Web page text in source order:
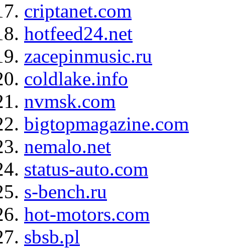
criptanet.com
hotfeed24.net
zacepinmusic.ru
coldlake.info
nvmsk.com
bigtopmagazine.com
nemalo.net
status-auto.com
s-bench.ru
hot-motors.com
sbsb.pl